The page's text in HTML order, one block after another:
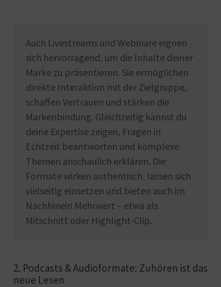
Auch Livestreams und Webinare eignen
sich hervorragend, um die Inhalte deiner
Marke zu präsentieren. Sie ermöglichen
direkte Interaktion mit der Zielgruppe,
schaffen Vertrauen und stärken die
Markenbindung. Gleichzeitig kannst du
deine Expertise zeigen, Fragen in
Echtzeit beantworten und komplexe
Themen anschaulich erklären. Die
Formate wirken authentisch, lassen sich
vielseitig einsetzen und bieten auch im
Nachhinein Mehrwert – etwa als
Mitschnitt oder Highlight-Clip.
2. Podcasts & Audioformate: Zuhören ist das
neue Lesen